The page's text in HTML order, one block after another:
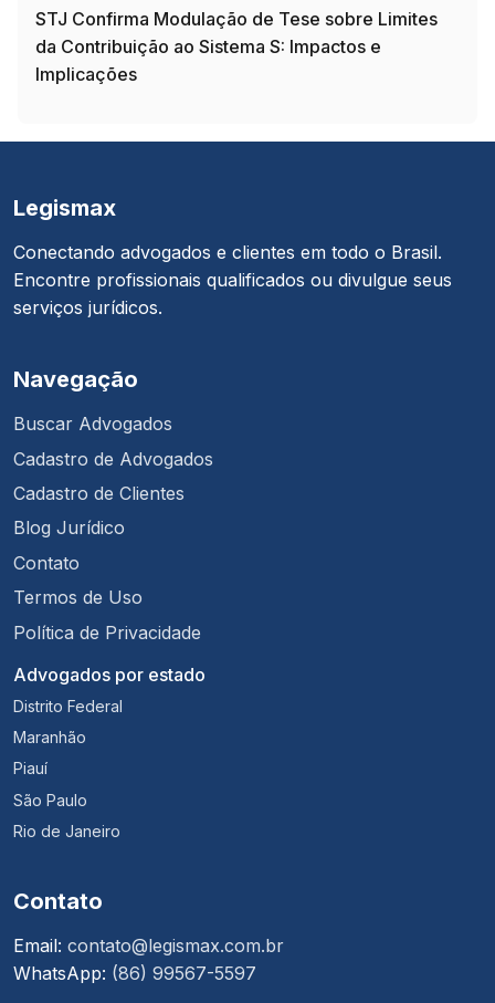
STJ Confirma Modulação de Tese sobre Limites
da Contribuição ao Sistema S: Impactos e
Implicações
Legismax
Conectando advogados e clientes em todo o Brasil.
Encontre profissionais qualificados ou divulgue seus
serviços jurídicos.
Navegação
Buscar Advogados
Cadastro de Advogados
Cadastro de Clientes
Blog Jurídico
Contato
Termos de Uso
Política de Privacidade
Advogados por estado
Distrito Federal
Maranhão
Piauí
São Paulo
Rio de Janeiro
Contato
Email: contato@legismax.com.br
WhatsApp: (86) 99567-5597